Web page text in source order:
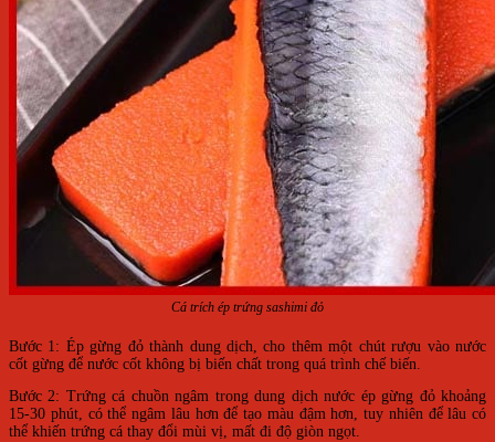
Cá trích ép trứng sashimi đỏ
Bước 1: Ép gừng đỏ thành dung dịch, cho thêm một chút rượu vào nước
cốt gừng để nước cốt không bị biến chất trong quá trình chế biến.
Bước 2: Trứng cá chuồn ngâm trong dung dịch nước ép gừng đỏ khoảng
15-30 phút, có thể ngâm lâu hơn để tạo màu đậm hơn, tuy nhiên để lâu có
thể khiến trứng cá thay đổi mùi vị, mất đi độ giòn ngọt.